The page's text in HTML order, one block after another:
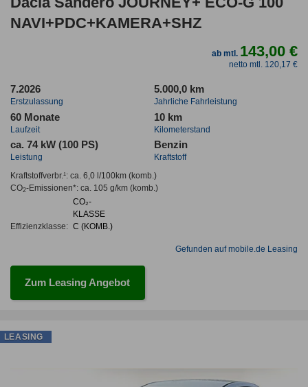
NAVI+PDC+KAMERA+SHZ
ab mtl. 143,00 €
netto mtl. 120,17 €
7.2026
Erstzulassung
5.000,0 km
Jahrliche Fahrleistung
60 Monate
Laufzeit
10 km
Kilometerstand
ca. 74 kW (100 PS)
Leistung
Benzin
Kraftstoff
Kraftstoffverbr.¹: ca. 6,0 l/100km(komb.)
CO2-Emissionen*: ca. 105 g/km(komb.)
Effizienzklasse:
CO₂-
KLASSE
C (KOMB.)
Gefunden auf mobile.de Leasing
Zum Leasing Angebot
LEASING